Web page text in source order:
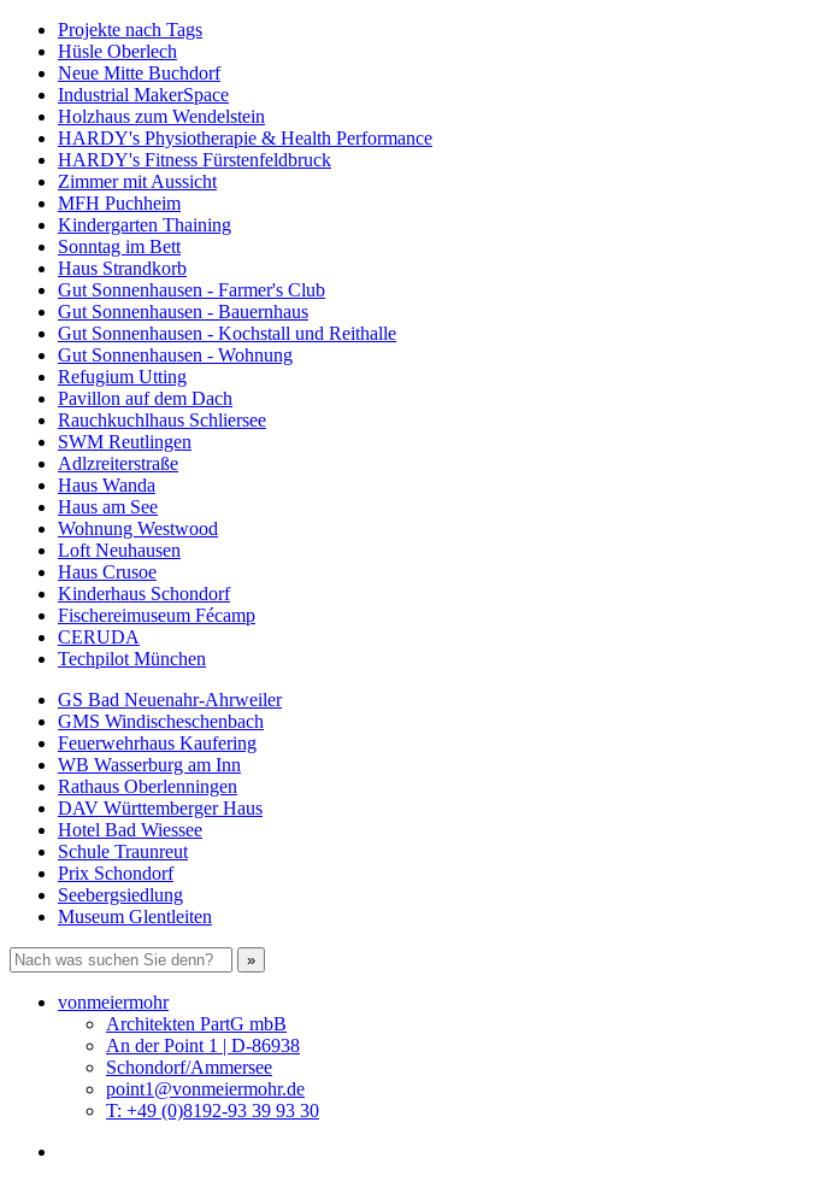
Projekte nach Tags
Hüsle Oberlech
Neue Mitte Buchdorf
Industrial MakerSpace
Holzhaus zum Wendelstein
HARDY's Physiotherapie & Health Performance
HARDY's Fitness Fürstenfeldbruck
Zimmer mit Aussicht
MFH Puchheim
Kindergarten Thaining
Sonntag im Bett
Haus Strandkorb
Gut Sonnenhausen - Farmer's Club
Gut Sonnenhausen - Bauernhaus
Gut Sonnenhausen - Kochstall und Reithalle
Gut Sonnenhausen - Wohnung
Refugium Utting
Pavillon auf dem Dach
Rauchkuchlhaus Schliersee
SWM Reutlingen
Adlzreiterstraße
Haus Wanda
Haus am See
Wohnung Westwood
Loft Neuhausen
Haus Crusoe
Kinderhaus Schondorf
Fischereimuseum Fécamp
CERUDA
Techpilot München
GS Bad Neuenahr-Ahrweiler
GMS Windischeschenbach
Feuerwehrhaus Kaufering
WB Wasserburg am Inn
Rathaus Oberlenningen
DAV Württemberger Haus
Hotel Bad Wiessee
Schule Traunreut
Prix Schondorf
Seebergsiedlung
Museum Glentleiten
vonmeiermohr
Architekten PartG mbB
An der Point 1 | D-86938
Schondorf/Ammersee
point1@vonmeiermohr.de
T: +49 (0)8192-93 39 93 30